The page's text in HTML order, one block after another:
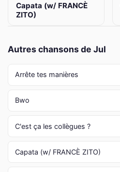
Capata (w/ FRANCÈ
ZITO)
Autres chansons de Jul
Arrête tes manières
Bwo
C'est ça les collègues ?
Capata (w/ FRANCÈ ZITO)